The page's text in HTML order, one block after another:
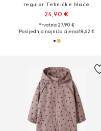
regular Tehničke hlače
24,90 €
Prvotno: 27,90 €
Posljednja najniža cijena:18,62 €